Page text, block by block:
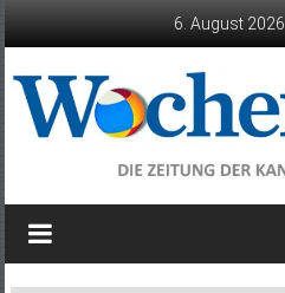
6. August 2026
Wochenblatt
die